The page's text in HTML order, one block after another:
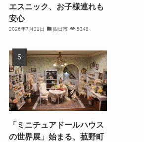
エスニック、お子様連れも
安心
2026年7月31日 四日市 5348
「ミニチュアドールハウス
の世界展」始まる、菰野町